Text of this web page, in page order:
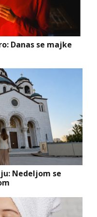
Danas se majke
Nedeljom se